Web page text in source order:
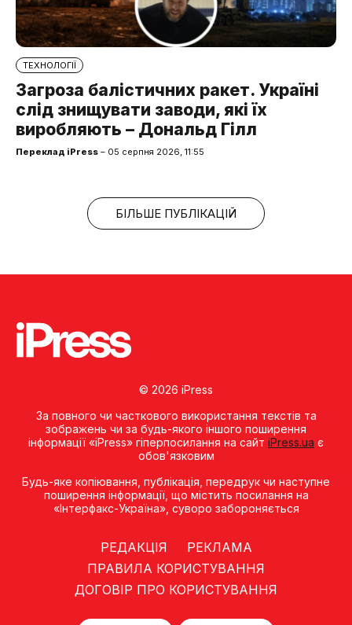
ТЕХНОЛОГІЇ
Загроза балістичних ракет. Україні
слід знищувати заводи, які їх
виробляють – Дональд Гілл
Переклад iPress – 05 серпня 2026, 11:55
БІЛЬШЕ ПУБЛІКАЦІЙ
© 2026 iPress
За повного чи часткового використання текстів та
зображень чи за будь-якого іншого поширення
інформації «iPress» гіперпосилання на сайт iPress.ua є
обов'язковим
Будь-яке копiювання, публiкацiя, передрук чи наступне
поширення iнформацiї, що мiстить посилання на
«Iнтерфакс-Україна», суворо забороняється
РЕДАКЦІЯ
РЕКЛАМА
ПРАВИЛА КОРИСТУВАННЯ
ДОГОВІР ПРО КОРИСТУВАННЯ